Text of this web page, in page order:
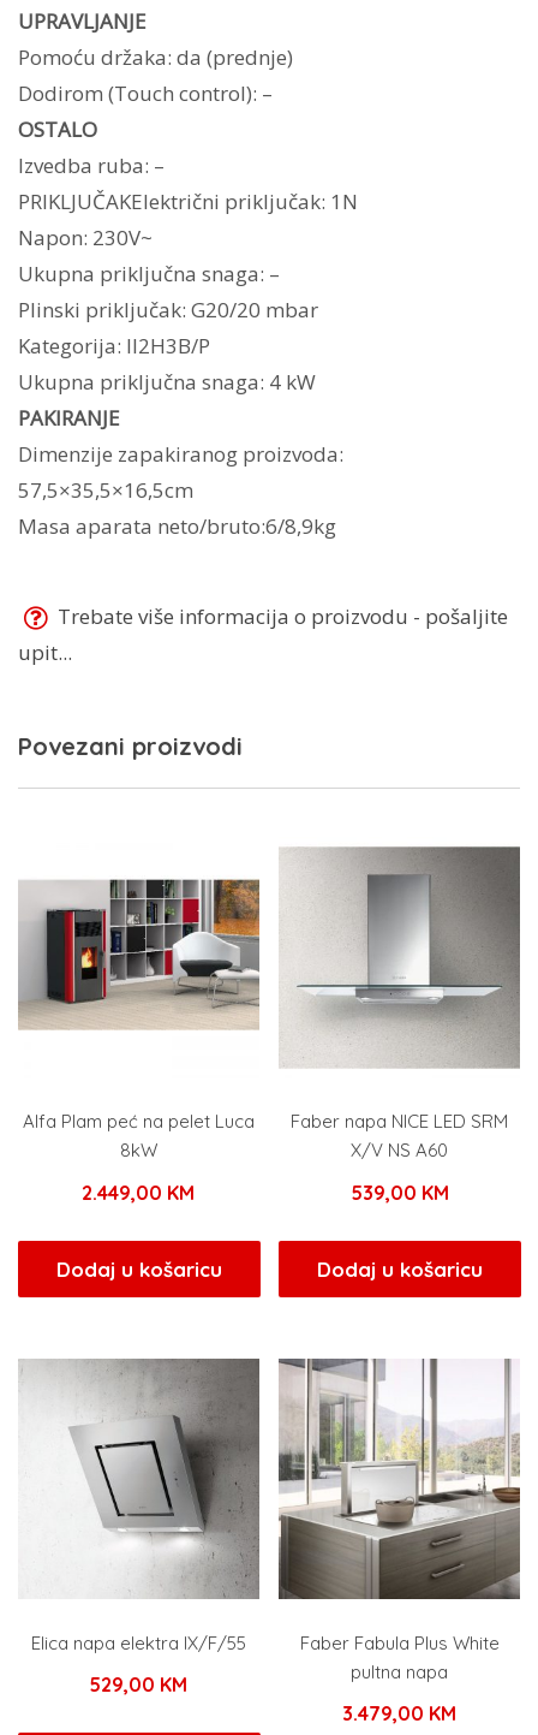
UPRAVLJANJE
Pomoću držaka: da (prednje)
Dodirom (Touch control): –
OSTALO
Izvedba ruba: –
PRIKLJUČAKElektrični priključak: 1N
Napon: 230V~
Ukupna priključna snaga: –
Plinski priključak: G20/20 mbar
Kategorija: II2H3B/P
Ukupna priključna snaga: 4 kW
PAKIRANJE
Dimenzije zapakiranog proizvoda:
57,5×35,5×16,5cm
Masa aparata neto/bruto:6/8,9kg
Trebate više informacija o proizvodu - pošaljite
upit...
Povezani proizvodi
Alfa Plam peć na pelet Luca
8kW
2.449,00 KM
Dodaj u košaricu
Faber napa NICE LED SRM
X/V NS A60
539,00 KM
Dodaj u košaricu
Elica napa elektra IX/F/55
529,00 KM
Faber Fabula Plus White
pultna napa
3.479,00 KM